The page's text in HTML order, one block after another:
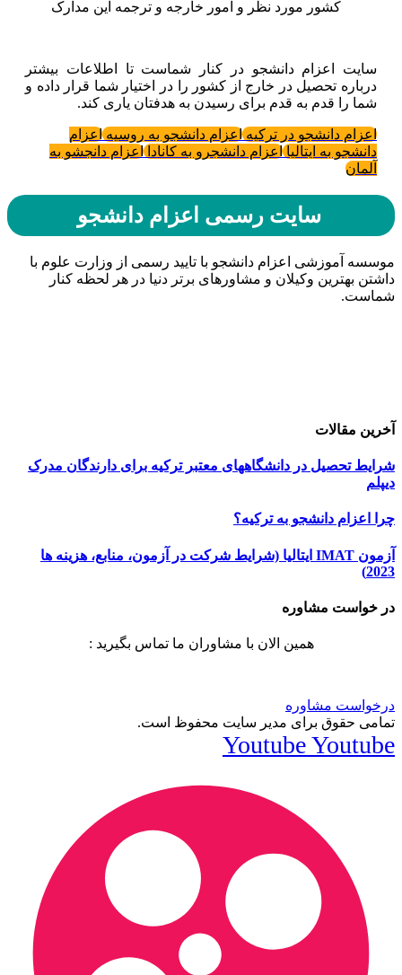
کشور مورد نظر و امور خارجه و ترجمه این مدارک
سایت اعزام دانشجو در کنار شماست تا اطلاعات بیشتر
درباره تحصیل در خارج از کشور را در اختیار شما قرار داده و
شما را قدم به قدم برای رسیدن به هدفتان یاری کند.
اعزام دانشجو در ترکیه اعزام دانشجو به روسیه اعزام
دانشجو به ایتالیا اعزام دانشجرو به کانادا اعزام دانجشو به
آلمان
سایت رسمی اعزام دانشجو
موسسه آموزشی اعزام دانشجو با تایید رسمی از وزارت علوم با
داشتن بهترین وکیلان و مشاورهای برتر دنیا در هر لحظه کنار
شماست.
آخرین مقالات
شرایط تحصیل در دانشگاههای معتبر ترکیه برای دارندگان مدرک
دیپلم
چرا اعزام دانشجو به ترکیه؟
آزمون IMAT ایتالیا (شرایط شرکت در آزمون، منابع، هزینه ها
2023)
در خواست مشاوره
همین الان با مشاوران ما تماس بگیرید :
درخواست مشاوره
تمامی حقوق برای مدیر سایت محفوظ است.
YoutubeYoutube